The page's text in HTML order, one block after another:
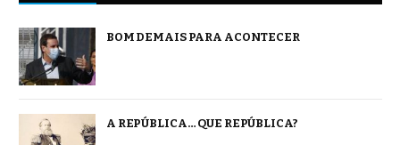
BOM DEMAIS PARA ACONTECER
A REPÚBLICA… QUE REPÚBLICA?